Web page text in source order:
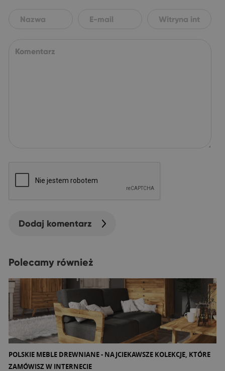
Dodaj komentarz
Polecamy również
POLSKIE MEBLE DREWNIANE - NAJCIEKAWSZE KOLEKCJE, KTÓRE
ZAMÓWISZ W INTERNECIE